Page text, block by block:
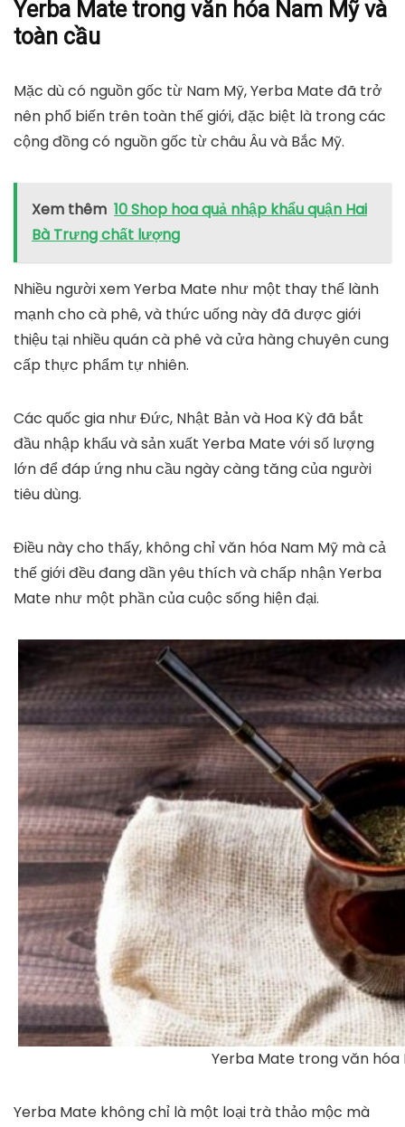
Yerba Mate trong văn hóa Nam Mỹ và
toàn cầu
Mặc dù có nguồn gốc từ Nam Mỹ, Yerba Mate đã trở
nên phổ biến trên toàn thế giới, đặc biệt là trong các
cộng đồng có nguồn gốc từ châu Âu và Bắc Mỹ.
Xem thêm 10 Shop hoa quả nhập khẩu quận Hai
Bà Trưng chất lượng
Nhiều người xem Yerba Mate như một thay thế lành
mạnh cho cà phê, và thức uống này đã được giới
thiệu tại nhiều quán cà phê và cửa hàng chuyên cung
cấp thực phẩm tự nhiên.
Các quốc gia như Đức, Nhật Bản và Hoa Kỳ đã bắt
đầu nhập khẩu và sản xuất Yerba Mate với số lượng
lớn để đáp ứng nhu cầu ngày càng tăng của người
tiêu dùng.
Điều này cho thấy, không chỉ văn hóa Nam Mỹ mà cả
thế giới đều đang dần yêu thích và chấp nhận Yerba
Mate như một phần của cuộc sống hiện đại.
Yerba Mate trong văn hóa
Yerba Mate không chỉ là một loại trà thảo mộc mà